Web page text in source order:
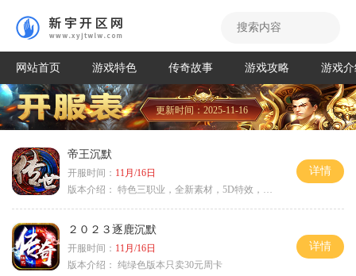
网站首页 游戏特色 传奇故事 游戏攻略 游戏
更新时间：2025-11-16
帝王沉默
开服时间： 11月/16日
版本介绍： 特色三职业，全新素材，5D特效，不卡图
详情
２０２３逐鹿沉默
开服时间： 11月/16日
版本介绍： 纯绿色版本只卖30元周卡
详情